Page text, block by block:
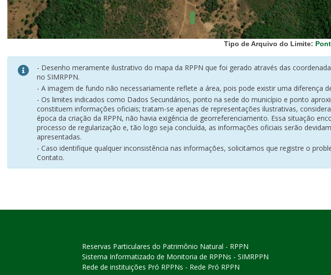
Relevo
(IBGE)
Tipo de Arquivo do Limite:
- Desenho meramente ilustrativo do mapa da RPPN que foi gerado através das
no SIMRPPN.
- A imagem de fundo não necessariamente reflete a área, pois pode existir uma diferença
- Os limites indicados como Dados Secundários, ponto na sede do município e ponto
constituem informações oficiais; tratam-se apenas de representações ilustrativas,
época da criação da RPPN, não havia exigência de georreferenciamento. Essa situação
processo de regularização e, tão logo seja concluída, as informações oficiais serão
apresentadas.
- Caso identifique qualquer inconsistência nas informações, solicitamos que registre o
Contato.
Reservas Particulares do Patrimônio Natural - RPPN
Sistema Informatizado de Monitoria de RPPNs - SIMRPPN
Rede de instituições Pró RPPNs - Rede Pró RPPN